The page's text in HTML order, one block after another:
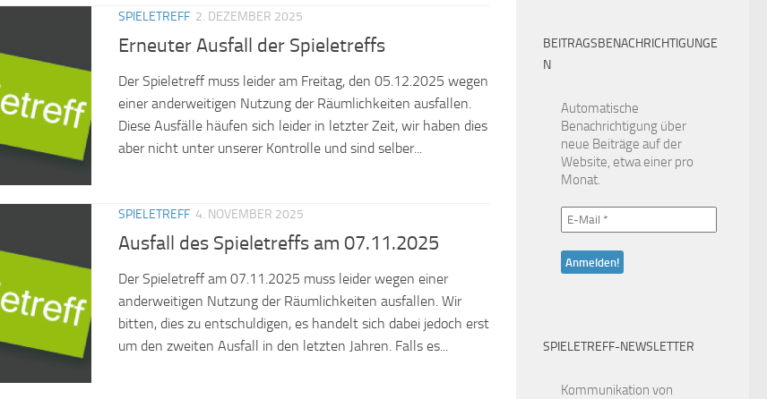
SPIELETREFF 2. DEZEMBER 2025
Erneuter Ausfall der Spieletreffs
Der Spieletreff muss leider am Freitag, den 05.12.2025 wegen
einer anderweitigen Nutzung der Räumlichkeiten ausfallen.
Diese Ausfälle häufen sich leider in letzter Zeit, wir haben dies
aber nicht unter unserer Kontrolle und sind selber...
SPIELETREFF 4. NOVEMBER 2025
Ausfall des Spieletreffs am 07.11.2025
Der Spieletreff am 07.11.2025 muss leider wegen einer
anderweitigen Nutzung der Räumlichkeiten ausfallen. Wir
bitten, dies zu entschuldigen, es handelt sich dabei jedoch erst
um den zweiten Ausfall in den letzten Jahren. Falls es...
BEITRAGSBENACHRICHTIGUNGE
N
Automatische
Benachrichtigung über
neue Beiträge auf der
Website, etwa einer pro
Monat.
SPIELETREFF-NEWSLETTER
Kommunikation von